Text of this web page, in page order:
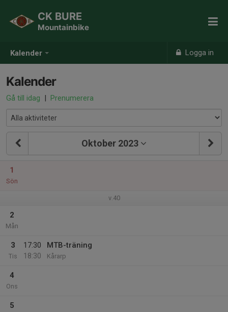
Kalender Logga in
CK BURE
Mountainbike
Kalender
Gå till idag | Prenumerera
Oktober 2023
1
Sön
v.40
2
Mån
3
Tis
17:30
18:30
MTB-träning
Kårarp
4
Ons
5